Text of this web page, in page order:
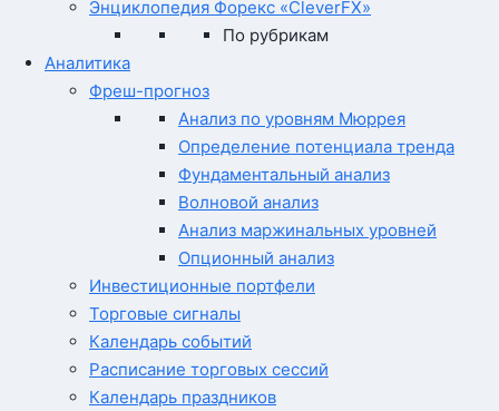
Энциклопедия Форекс «CleverFX»
По рубрикам
Аналитика
Фреш-прогноз
Анализ по уровням Мюррея
Определение потенциала тренда
Фундаментальный анализ
Волновой анализ
Анализ маржинальных уровней
Опционный анализ
Инвестиционные портфели
Торговые сигналы
Календарь событий
Расписание торговых сессий
Календарь праздников